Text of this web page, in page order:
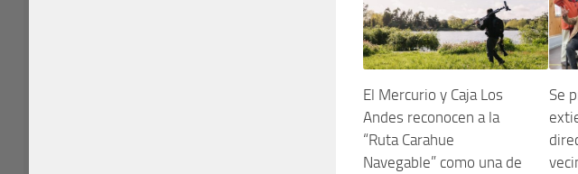
El Mercurio y Caja Los
Andes reconocen a la
“Ruta Carahue
Navegable” como una de
Se